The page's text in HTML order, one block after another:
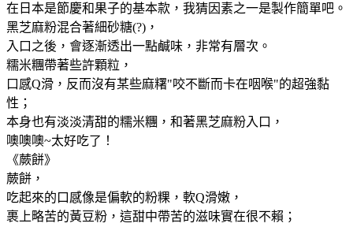
在日本是節慶和果子的基本款，我猜因素之一是製作簡單吧。
黑芝麻粉混合著細砂糖(?)，
入口之後，會逐漸透出一點鹹味，非常有層次。
糯米糰帶著些許顆粒，
口感Q滑，反而沒有某些麻糬"咬不斷而卡在咽喉"的超強黏
性；
本身也有淡淡清甜的糯米糰，和著黑芝麻粉入口，
噢噢噢~太好吃了！
《蕨餅》
蕨餅，
吃起來的口感像是偏軟的粉粿，軟Q滑嫩，
裹上略苦的黃豆粉，這甜中帶苦的滋味實在很不賴；